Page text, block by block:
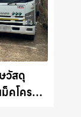
วัสดุ
คโคร